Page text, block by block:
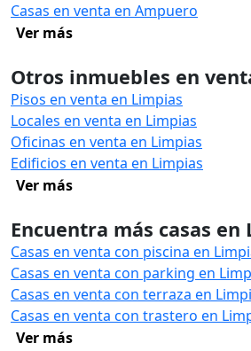
Casas en venta en Ampuero
Ver más
Otros inmuebles en
Pisos en venta en Limpias
Locales en venta en Limpias
Oficinas en venta en Limpias
Edificios en venta en Limpias
Ver más
Encuentra más casas en
Casas en venta con piscina en
Casas en venta con parking en
Casas en venta con terraza en
Casas en venta con trastero en
Ver más